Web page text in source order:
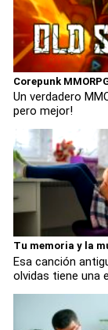
Corepunk
Un verdadero
pero mejor!
Tu memoria y la
Esa canción
olvidas tiene una